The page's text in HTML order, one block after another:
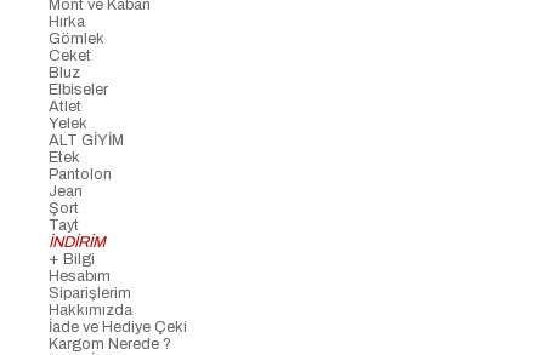
Mont ve Kaban
Hırka
Gömlek
Ceket
Bluz
Elbiseler
Atlet
Yelek
ALT GİYİM
Etek
Pantolon
Jean
Şort
Tayt
İNDİRİM
+ Bilgi
Hesabım
Siparişlerim
Hakkımızda
İade ve Hediye Çeki
Kargom Nerede ?